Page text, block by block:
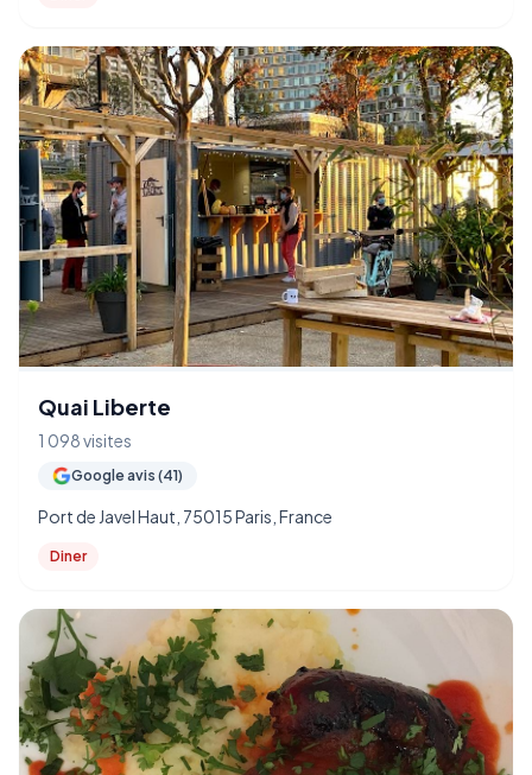
Quai Liberte
1 098 visites
Google avis (41)
Port de Javel Haut, 75015 Paris, France
Diner